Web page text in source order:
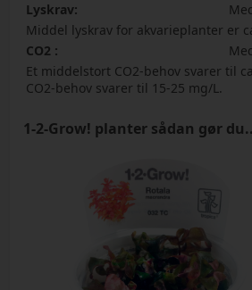
Lyskrav:
Middel lyskrav for akvarieplanter er
CO2 :
Et middelstort CO2-behov svarer til
CO2-behov svarer til 15-25 mg/L.
1-2-Grow! planter sådan gør du..